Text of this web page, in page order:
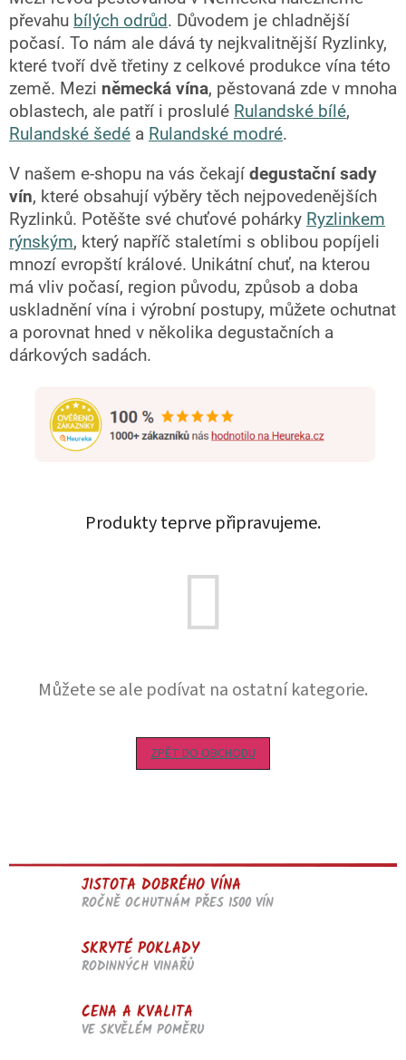
převahu bílých odrůd. Důvodem je chladnější
počasí. To nám ale dává ty nejkvalitnější Ryzlinky,
které tvoří dvě třetiny z celkové produkce vína této
země. Mezi německá vína, pěstovaná zde v mnoha
oblastech, ale patří i proslulé Rulandské bílé,
Rulandské šedé a Rulandské modré.
V našem e-shopu na vás čekají degustační sady
vín, které obsahují výběry těch nejpovedenějších
Ryzlinků. Potěšte své chuťové pohárky Ryzlinkem
rýnským, který napříč staletími s oblibou popíjeli
mnozí evropští králové. Unikátní chuť, na kterou
má vliv počasí, region původu, způsob a doba
uskladnění vína i výrobní postupy, můžete ochutnat
a porovnat hned v několika degustačních a
dárkových sadách.
Produkty teprve připravujeme.
Můžete se ale podívat na ostatní kategorie.
ZPĚT DO OBCHODU
JISTOTA DOBRÉHO VÍNA
ROČNĚ OCHUTNÁM PŘES 1500 VÍN
SKRYTÉ POKLADY
RODINNÝCH VINAŘŮ
CENA A KVALITA
VE SKVĚLÉM POMĚRU